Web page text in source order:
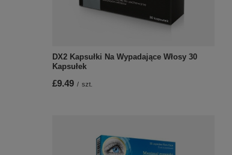
DX2 Kapsułki Na Wypadające Włosy 30
Kapsułek
£9.49 / szt.